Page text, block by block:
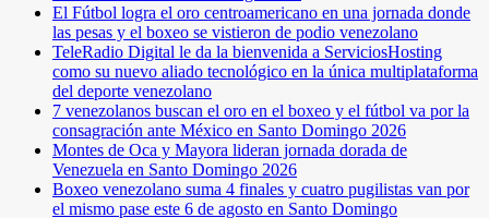
El Fútbol logra el oro centroamericano en una jornada donde
las pesas y el boxeo se vistieron de podio venezolano
TeleRadio Digital le da la bienvenida a ServiciosHosting
como su nuevo aliado tecnológico en la única multiplataforma
del deporte venezolano
7 venezolanos buscan el oro en el boxeo y el fútbol va por la
consagración ante México en Santo Domingo 2026
Montes de Oca y Mayora lideran jornada dorada de
Venezuela en Santo Domingo 2026
Boxeo venezolano suma 4 finales y cuatro pugilistas van por
el mismo pase este 6 de agosto en Santo Domingo